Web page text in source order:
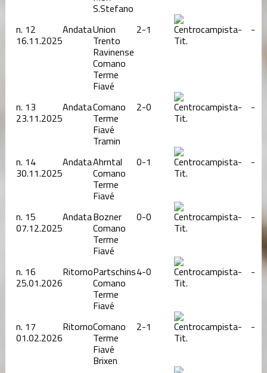
S.Stefano
n. 12
16.11.2025
AndataUnion
Trento
Ravinense
Comano
Terme
Fiavé
2-1
Tit.
- -
n. 13
23.11.2025
AndataComano
Terme
Fiavé
Tramin
2-0
Tit.
- -
n. 14
30.11.2025
AndataAhrntal
Comano
Terme
Fiavé
0-1
Tit.
- -
n. 15
07.12.2025
AndataBozner
Comano
Terme
Fiavé
0-0
Tit.
- -
n. 16
25.01.2026
RitornoPartschins
Comano
Terme
Fiavé
4-0
Tit.
- -
n. 17
01.02.2026
RitornoComano
Terme
Fiavé
Brixen
2-1
Tit.
- -